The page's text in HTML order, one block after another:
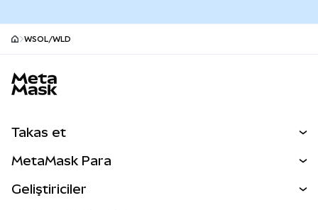
WSOL/WLD
Takas et
Perps
MetaMask Para
Geliştiriciler